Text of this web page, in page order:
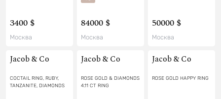
3400 $
Москва
84000 $
Москва
50000 $
Москва
Jacob & Co
COCTAIL RING, RUBY,
TANZANITE, DIAMONDS
Jacob & Co
ROSE GOLD & DIAMONDS
4.11 CT RING
Jacob & Co
ROSE GOLD HAPPY RING